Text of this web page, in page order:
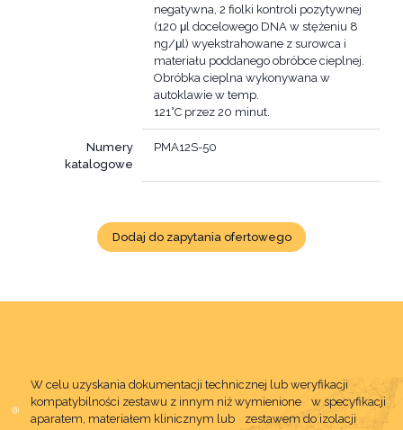
negatywna, 2 fiolki kontroli pozytywnej
(120 μl docelowego DNA w stężeniu 8
ng/μl) wyekstrahowane z surowca i
materiału poddanego obróbce cieplnej.
Obróbka cieplna wykonywana w
autoklawie w temp.
121°C przez 20 minut.
Numery
katalogowe
PMA12S-50
Dodaj do zapytania ofertowego
W celu uzyskania dokumentacji technicznej lub weryfikacji
kompatybilności zestawu z innym niż wymienione w specyfikacji
aparatem, materiałem klinicznym lub zestawem do izolacji